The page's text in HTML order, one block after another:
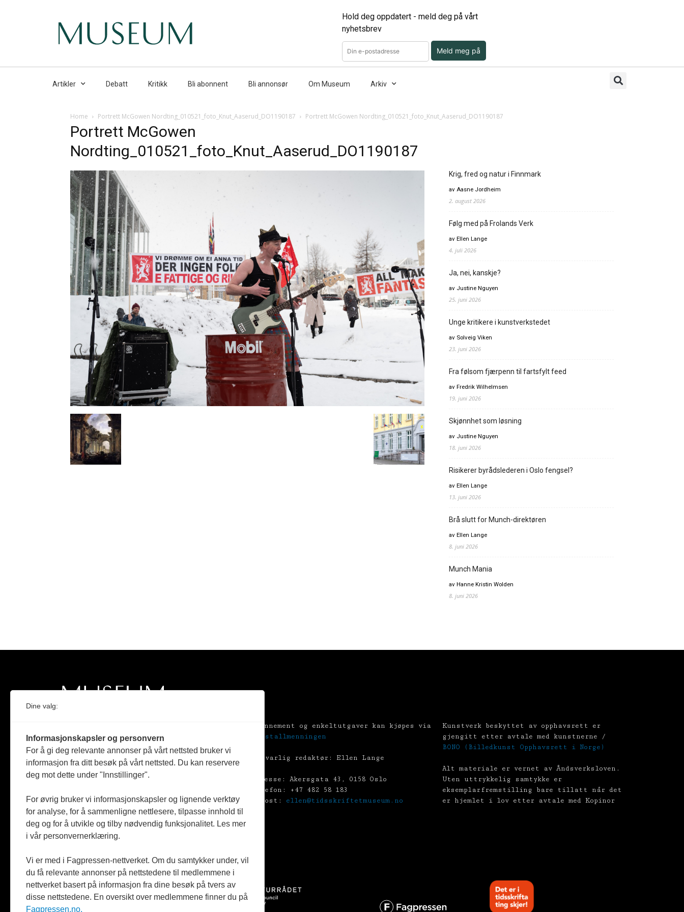
Hold deg oppdatert - meld deg på vårt
nyhetsbrev
Meld meg på
Artikler Debatt Kritikk Bli abonnent Bli annonsør Om Museum Arkiv
Home Portrett McGowen Nordting_010521_foto_Knut_Aaserud_DO1190187 Portrett McGowen Nordting_010521_foto_Knut_Aaserud_DO1190187
Portrett McGowen
Nordting_010521_foto_Knut_Aaserud_DO1190187
Krig, fred og natur i Finnmark
av Aasne Jordheim
2. august 2026
Følg med på Frolands Verk
av Ellen Lange
4. juli 2026
Ja, nei, kanskje?
av Justine Nguyen
25. juni 2026
Unge kritikere i kunstverkstedet
av Solveig Viken
23. juni 2026
Fra følsom fjærpenn til fartsfylt feed
av Fredrik Wilhelmsen
19. juni 2026
Skjønnhet som løsning
av Justine Nguyen
18. juni 2026
Risikerer byrådslederen i Oslo fengsel?
av Ellen Lange
13. juni 2026
Brå slutt for Munch-direktøren
av Ellen Lange
8. juni 2026
Munch Mania
av Hanne Kristin Wolden
8. juni 2026
Medlem i Norsk tidsskriftforening og
Fagpressen
Støttet av Kulturrådet og Norges
Følger Redaktørplakaten og Vær Varsom-
plakaten
Abonnement og enkeltutgaver kan kjøpes via
Tekstallmenningen
Ansvarlig redaktør: Ellen Lange
Adresse: Akersgata 43, 0158 Oslo
Telefon: +47 482 58 183
E-post: ellen@tidsskriftetmuseum.no
Kunstverk beskyttet av opphavsrett er
gjengitt etter avtale med kunstnerne /
BONO (Billedkunst Opphavsrett i Norge)
Alt materiale er vernet av Åndsverksloven.
Uten uttrykkelig samtykke er
eksemplarfremstilling bare tillatt når det
er hjemlet i lov etter avtale med Kopinor
Dine valg:
Informasjonskapsler og personvern
For å gi deg relevante annonser på vårt nettsted bruker vi
informasjon fra ditt besøk på vårt nettsted. Du kan reservere
deg mot dette under "Innstillinger".
For øvrig bruker vi informasjonskapsler og lignende verktøy
for analyse, for å sammenligne nettlesere, tilpasse innhold til
deg og for å utvikle og tilby nødvendig funksjonalitet. Les mer
i vår personvernerklæring.
Vi er med i Fagpressen-nettverket. Om du samtykker under, vil
du få relevante annonser på nettstedene til medlemmene i
nettverket basert på informasjon fra dine besøk på tvers av
disse nettstedene. En oversikt over medlemmene finner du på
Fagpressen.no.